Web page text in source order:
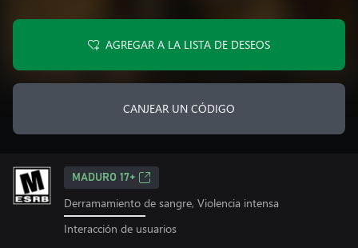
AGREGAR A LA LISTA DE DESEOS
CANJEAR UN CÓDIGO
MADURO 17+
Derramamiento de sangre, Violencia intensa
Interacción de usuarios